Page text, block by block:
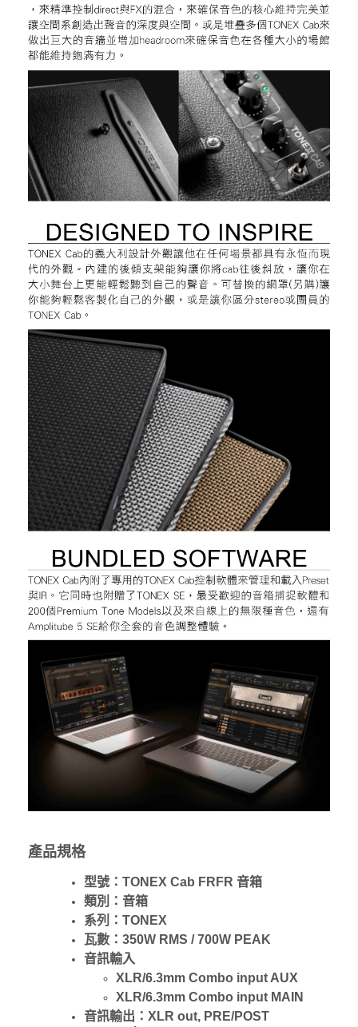
產品規格
型號：TONEX Cab FRFR 音箱
類別：音箱
系列：TONEX
瓦數：350W RMS / 700W PEAK
音訊輸入
XLR/6.3mm Combo input AUX
XLR/6.3mm Combo input MAIN
音訊輸出：XLR out, PRE/POST